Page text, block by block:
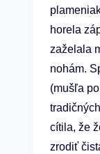
horela
zaželala
nohám.
(mušľa
cítila, že
zrodiť